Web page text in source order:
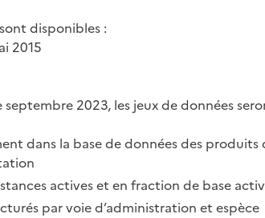
disponibles :
2015
2023, les jeux de données
dans la base de données des
actives et en fraction de base
par voie d’administration et espèce